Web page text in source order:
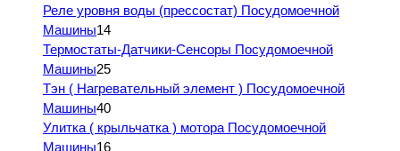
Реле уровня воды (прессостат) Посудомоечной
Машины14
Термостаты-Датчики-Сенсоры Посудомоечной
Машины25
Тэн ( Нагревательный элемент ) Посудомоечной
Машины40
Улитка ( крыльчатка ) мотора Посудомоечной
Машины16